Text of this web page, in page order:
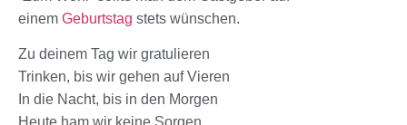
einem Geburtstag stets wünschen.
Zu deinem Tag wir gratulieren
Trinken, bis wir gehen auf Vieren
In die Nacht, bis in den Morgen
Heute ham wir keine Sorgen